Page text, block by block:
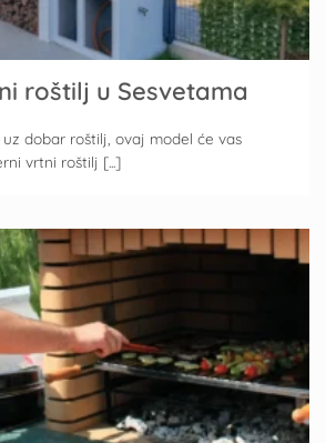
roštilj u Sesvetama
dobar roštilj, ovaj model će vas
vrtni roštilj [...]